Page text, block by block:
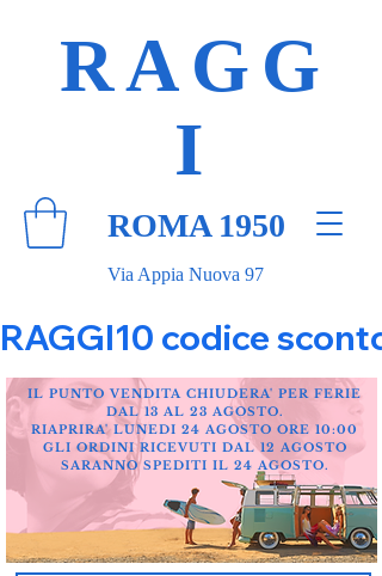
Via Appia Nuova 97
RAGG
I
ROMA 1950
RAGGI10 codice
IL PUNTO VENDITA CHIUDERA' PER FERIE
DAL 13 AL 23 AGOSTO.
RIAPRIRA' LUNEDI 24 AGOSTO ORE 10:00
GLI ORDINI RICEVUTI DAL 12 AGOSTO
SARANNO SPEDITI IL 24 AGOSTO.